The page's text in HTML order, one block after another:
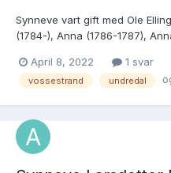
Synneve vart gift med Ole
(1784-), Anna (1786-1787),
99937/H/Ha/Haa/L0004:
- Skanna arkiver - Arkivverket
April 8, 2022 1 svar
vossestrand undredal